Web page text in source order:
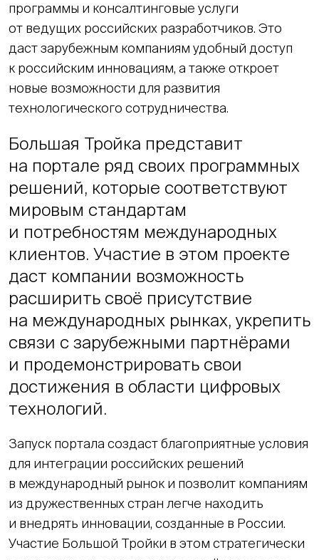
программы и консалтинговые услуги
от ведущих российских разработчиков. Это
даст зарубежным компаниям удобный доступ
к российским инновациям, а также откроет
новые возможности для развития
технологического сотрудничества.
Большая Тройка представит
на портале ряд своих программных
решений, которые соответствуют
мировым стандартам
и потребностям международных
клиентов. Участие в этом проекте
даст компании возможность
расширить своё присутствие
на международных рынках, укрепить
связи с зарубежными партнёрами
и продемонстрировать свои
достижения в области цифровых
технологий.
Запуск портала создаст благоприятные условия
для интеграции российских решений
в международный рынок и позволит компаниям
из дружественных стран легче находить
и внедрять инновации, созданные в России.
Участие Большой Тройки в этом стратегически